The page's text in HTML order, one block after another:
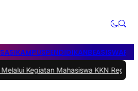
KAMPUSPENDIDIKANBEASISWA
Mahasiswa KKN Reguler UNP 2026